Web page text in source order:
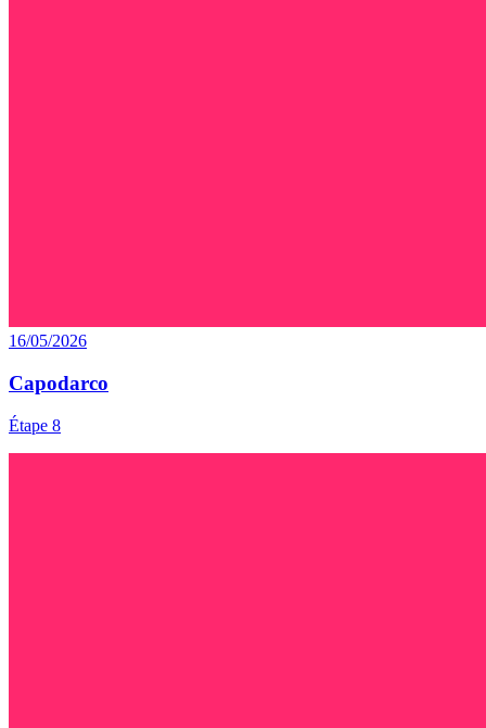
16/05/2026
Capodarco
Étape 8